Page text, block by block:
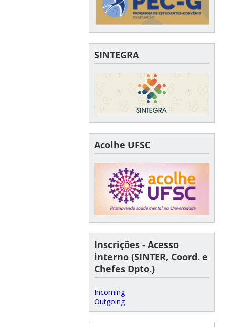
SINTEGRA
Acolhe UFSC
Inscrições - Acesso
interno (SINTER, Coord. e
Chefes Dpto.)
Incoming
Outgoing